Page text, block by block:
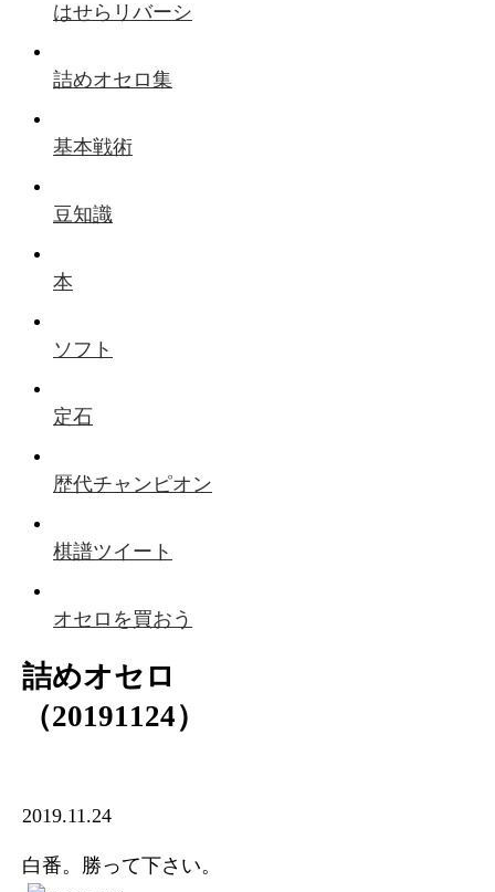
はせらリバーシ
詰めオセロ集
基本戦術
豆知識
本
ソフト
定石
歴代チャンピオン
棋譜ツイート
オセロを買おう
詰めオセロ
（20191124）
2019.11.24
白番。勝って下さい。